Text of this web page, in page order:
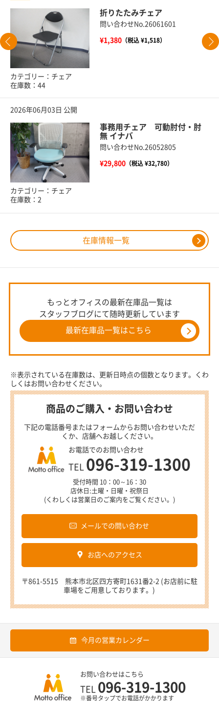
在庫情報一覧
折りたたみチェア
問い合わせNo.26061601
¥1,380（税込 ¥1,518）
カテゴリー：チェア
在庫数：44
2026年06月03日 公開
事務用チェア 可動肘付・肘
無 イナバ
問い合わせNo.26052805
¥29,800（税込 ¥32,780）
カテゴリー：チェア
在庫数：2
もっとオフィスの最新在庫品一覧は
スタッフブログにて随時更新しています
最新在庫品一覧はこちら
※表示されている在庫数は、更新日時点の個数となります。くわ
しくはお問い合わせください。
商品のご購入・お問い合わせ
下記の電話番号またはフォームからお問い合わせいただ
くか、店舗へお越しください。
お電話でのお問い合わせ
TEL 096-319-1300
受付時間 10：00～16：30
店休日:土曜・日曜・祝祭日
(くわしくは営業日のご案内をご覧ください。)
メールでの問い合わせ
お店へのアクセス
〒861-5515 熊本市北区四方寄町1631番2-2 (お店前に駐
車場をご用意しております。)
今月の営業カレンダー
お問い合わせはこちら
TEL 096-319-1300
※番号タップでお電話がかかります